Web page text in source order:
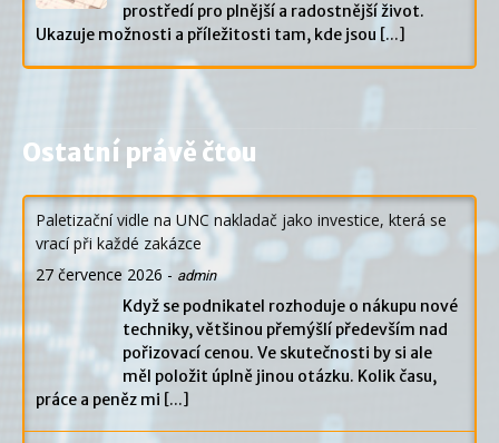
prostředí pro plnější a radostnější život.
Ukazuje možnosti a příležitosti tam, kde jsou [...]
Ostatní právě čtou
Paletizační vidle na UNC nakladač jako investice, která se
vrací při každé zakázce
27 července 2026 - admin
Když se podnikatel rozhoduje o nákupu nové
techniky, většinou přemýšlí především nad
pořizovací cenou. Ve skutečnosti by si ale
měl položit úplně jinou otázku. Kolik času,
práce a peněz mi [...]